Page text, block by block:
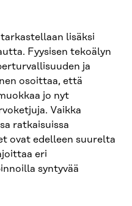
lisäksi
Fyysisen tekoälyn
ja
osoittaa, että
jo nyt
Vaikka
ratkaisuissa
ovat edelleen suurelta
eri
syntyvää